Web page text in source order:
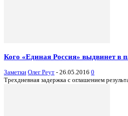
Кого «Единая Россия» выдвинет в
Заметки Олег Реут - 26.05.2016 0
Трехдневная задержка с оглашением